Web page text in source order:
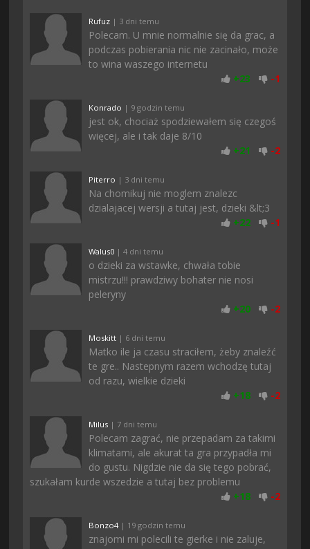
Rufuz | 3 dni temu
Polecam. U mnie normalnie się da grac, a
podczas pobierania nic nie zacinało, może
to wina waszego internetu
+23 -1
Konrado | 9 godzin temu
jest ok, chociaż spodziewałem się czegoś
więcej, ale i tak daje 8/10
+21 -2
Piterro | 3 dni temu
Na chomikuj nie moglem znalezc
dzialajacej wersji a tutaj jest, dzieki &lt;3
+22 -1
Walus0 | 4 dni temu
o dzieki za wstawke, chwała tobie
mistrzu!!! prawdziwy bohater nie nosi
peleryny
+20 -2
Moskitt | 6 dni temu
Matko ile ja czasu straciłem, żeby znaleźć
te gre.. Nastepnym razem wchodzę tutaj
od razu, wielkie dzieki
+18 -2
Milus | 7 dni temu
Polecam zagrać, nie przepadam za takimi
klimatami, ale akurat ta gra przypadła mi
do gustu. Nigdzie nie da się tego pobrać,
szukałam kurde wszedzie a tutaj bez problemu
+18 -2
Bonzo4| 19 godzin temu
znajomi mi polecili te gierke i nie zaluje,